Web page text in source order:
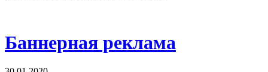
Баннерная реклама